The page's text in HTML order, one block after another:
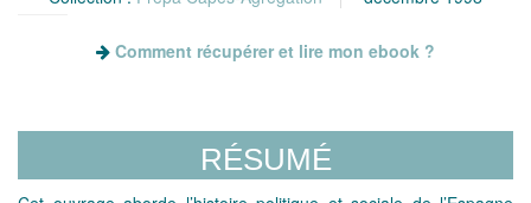
Comment récupérer et lire mon ebook ?
RÉSUMÉ